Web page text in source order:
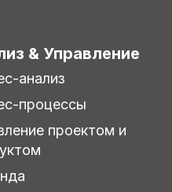
& Управление
анализ
процессы
проектом и